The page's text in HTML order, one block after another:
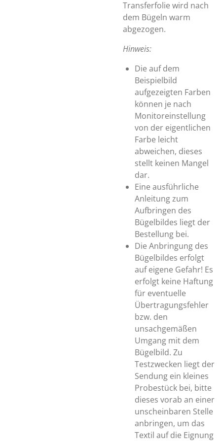
Transferfolie wird nach
dem Bügeln warm
abgezogen.
Hinweis:
Die auf dem
Beispielbild
aufgezeigten Farben
können je nach
Monitoreinstellung
von der eigentlichen
Farbe leicht
abweichen, dieses
stellt keinen Mangel
dar.
Eine ausführliche
Anleitung zum
Aufbringen des
Bügelbildes liegt der
Bestellung bei.
Die Anbringung des
Bügelbildes erfolgt
auf eigene Gefahr! Es
erfolgt keine Haftung
für eventuelle
Übertragungsfehler
bzw. den
unsachgemäßen
Umgang mit dem
Bügelbild. Zu
Testzwecken liegt der
Sendung ein kleines
Probestück bei, bitte
dieses vorab an einer
unscheinbaren Stelle
anbringen, um das
Textil auf die Eignung